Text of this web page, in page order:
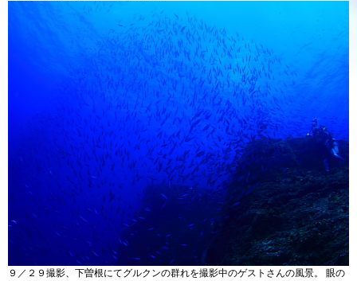
９／２９撮影、下曽根にてグルクンの群れを撮影中のゲストさんの風景。 眼の